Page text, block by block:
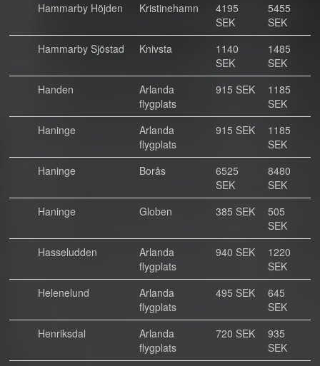
Hammarby Höjden
Kristinehamn
4195
SEK
5455
SEK
Hammarby Sjöstad
Knivsta
1140
SEK
1485
SEK
Handen
Arlanda
flygplats
915 SEK
1185
SEK
Haninge
Arlanda
flygplats
915 SEK
1185
SEK
Haninge
Borås
6525
SEK
8480
SEK
Haninge
Globen 385 SEK
505
SEK
Hasseludden
Arlanda
flygplats
940 SEK
1220
SEK
Helenelund
Arlanda
flygplats
495 SEK
645
SEK
Henriksdal
Arlanda
flygplats
720 SEK
935
SEK